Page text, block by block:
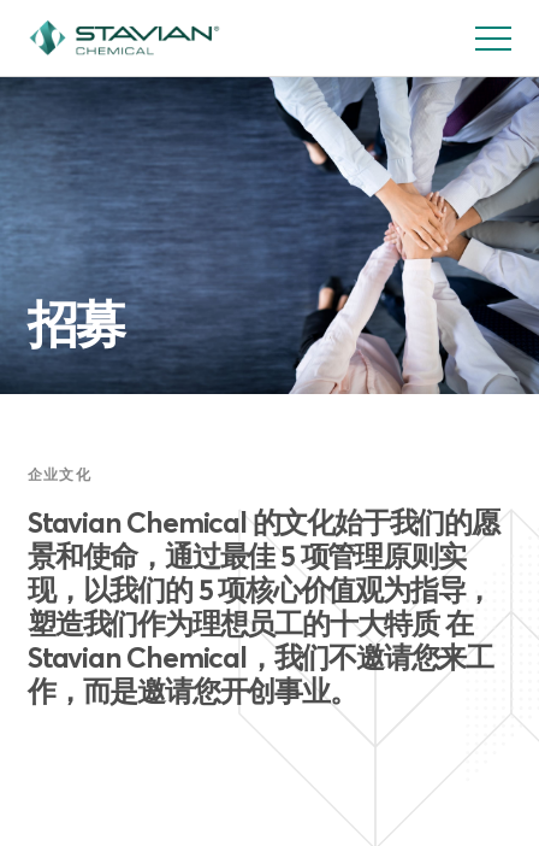
到
要
内
招募
企业文化
Stavian Chemical 的文化始于我们的愿
景和使命，通过最佳 5 项管理原则实
现，以我们的 5 项核心价值观为指导，
塑造我们作为理想员工的十大特质 在
Stavian Chemical，我们不邀请您来工
作，而是邀请您开创事业。